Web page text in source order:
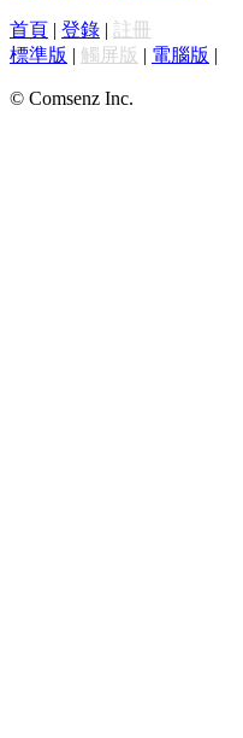
首頁 | 登錄 | 註冊
標準版 | 觸屏版 | 電腦版 |
© Comsenz Inc.